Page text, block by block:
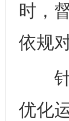
时，
依规
针
优化